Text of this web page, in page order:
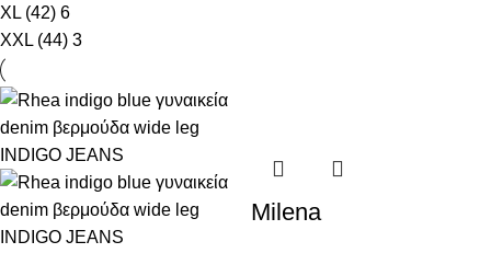
XL (42) 6
XXL (44) 3
Milena